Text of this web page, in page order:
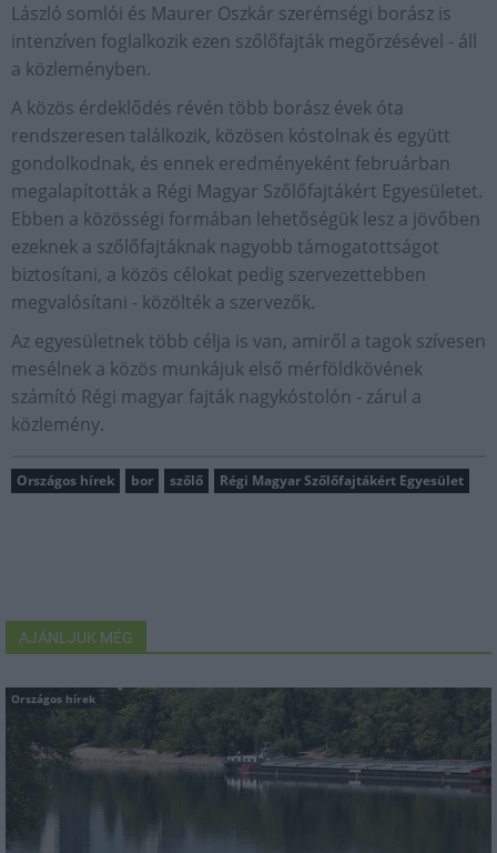
László somlói és Maurer Oszkár szerémségi borász is
intenzíven foglalkozik ezen szőlőfajták megőrzésével - áll
a közleményben.
A közös érdeklődés révén több borász évek óta
rendszeresen találkozik, közösen kóstolnak és együtt
gondolkodnak, és ennek eredményeként februárban
megalapították a Régi Magyar Szőlőfajtákért Egyesületet.
Ebben a közösségi formában lehetőségük lesz a jövőben
ezeknek a szőlőfajtáknak nagyobb támogatottságot
biztosítani, a közös célokat pedig szervezettebben
megvalósítani - közölték a szervezők.
Az egyesületnek több célja is van, amiről a tagok szívesen
mesélnek a közös munkájuk első mérföldkövének
számító Régi magyar fajták nagykóstolón - zárul a
közlemény.
Országos hírek bor szőlő Régi Magyar Szőlőfajtákért Egyesület
AJÁNLJUK MÉG
Országos hírek